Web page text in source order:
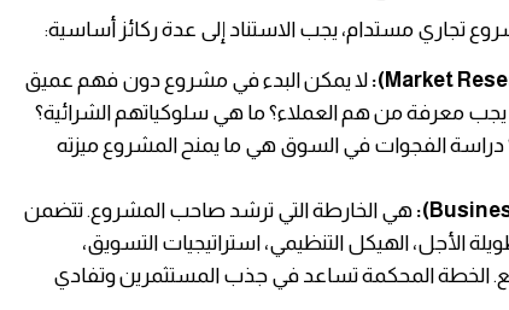
تجاري مستدام، يجب الاستناد إلى عدة ركائز أساسية:
لا يمكن البدء في مشروع دون فهم عميق
معرفة من هم العملاء؟ ما هي سلوكياتهم الشرائية؟
الفجوات في السوق هي ما يمنح المشروع ميزته
هي الخارطة التي ترشد صاحب المشروع. تتضمن
الأجل، الهيكل التنظيمي، استراتيجيات التسويق،
الخطة المحكمة تساعد في جذب المستثمرين وتفادي